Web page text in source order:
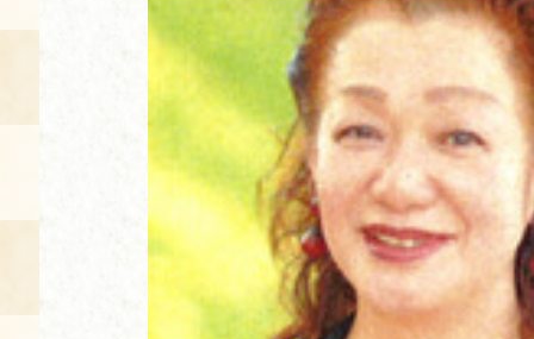
アクセス
FAQ
募集中の教室
キャンセル・ご変更
食の海援隊・陸援隊 会員限定
展示室
展示室のご紹介
お土産コーナー
レンタル
備品リスト
団体向け見学・体験